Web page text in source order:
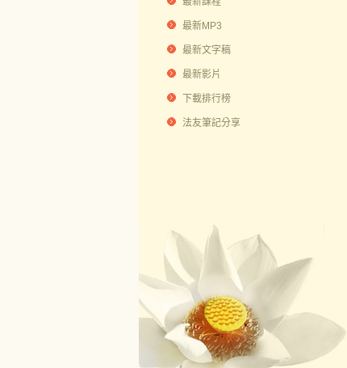
最新MP3
最新文字稿
最新影片
下載排行榜
法友筆記分享